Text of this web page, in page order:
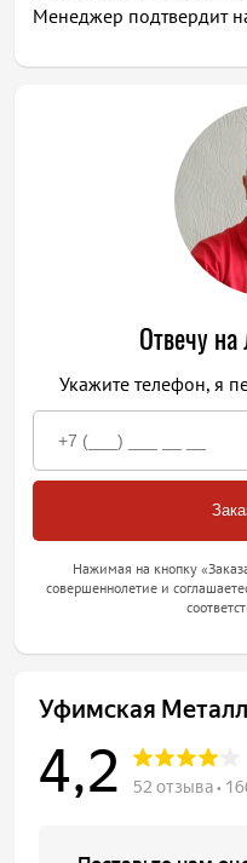
Менеджер подтвердит
Отвечу
Укажите телефон, я
Нажимая на кнопку
совершеннолетие и